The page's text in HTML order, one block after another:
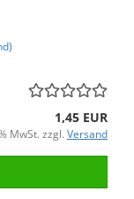
1,45 EUR
MwSt. zzgl. Versand